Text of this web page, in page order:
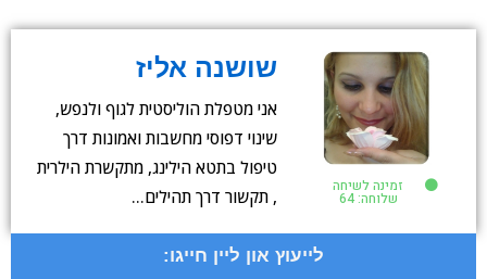
זמינה לשיחה
שלוחה: 64
שושנה אליז
אני מטפלת הוליסטית לגוף ולנפש,
שינוי דפוסי מחשבות ואמונות דרך
טיפול בתטא הילינג, מתקשרת הילרית
, תקשור דרך תהילים…
לייעוץ און ליין חייגו: